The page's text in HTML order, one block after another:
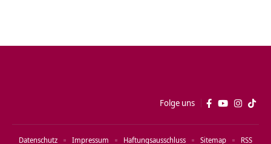
Folge uns
Datenschutz Impressum Haftungsausschluss Sitemap RSS